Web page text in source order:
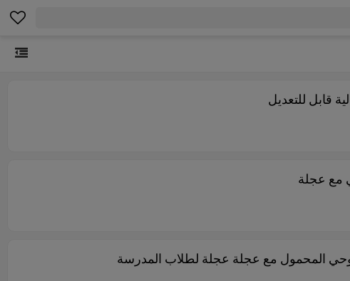
قابل للتعديل
المحمول مع عجلة عجلة لطلاب المدرسة